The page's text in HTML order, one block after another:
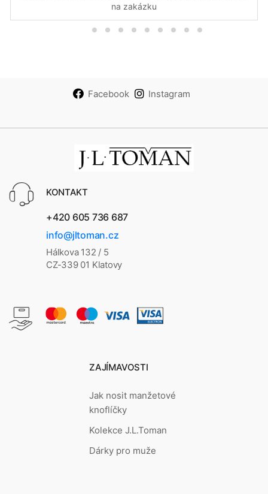
na zakázku
Facebook Instagram
KONTAKT
+420 605 736 687
info@jltoman.cz
Hálkova 132 / 5
CZ-339 01 Klatovy
ZAJÍMAVOSTI
Jak nosit manžetové
knoflíčky
Kolekce J.L.Toman
Dárky pro muže